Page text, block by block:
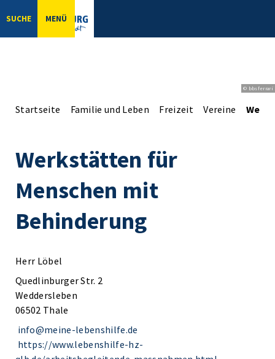
SUCHE MENÜ
© bbsferrari
Startseite Familie und Leben Freizeit Vereine
Werkstätten für
Menschen mit
Behinderung
Herr Löbel
Quedlinburger Str. 2
Weddersleben
06502 Thale
info@meine-lebenshilfe.de
https://www.lebenshilfe-hz-